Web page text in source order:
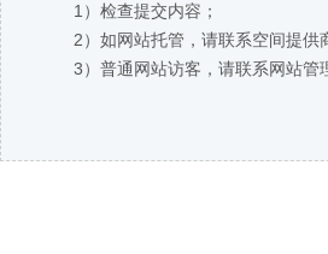
1）检查提交内容；
2）如网站托管，请联系空间提供
3）普通网站访客，请联系网站管